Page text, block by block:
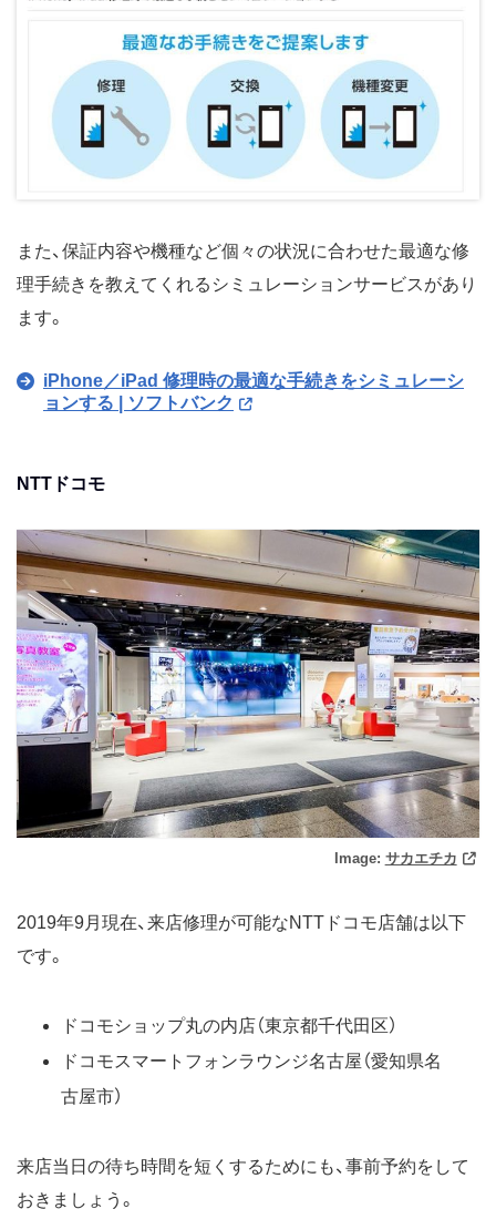
また、保証内容や機種など個々の状況に合わせた最適な修
理手続きを教えてくれるシミュレーションサービスがあり
ます。
iPhone／iPad 修理時の最適な手続きをシミュレーシ
ョンする | ソフトバンク
NTTドコモ
Image: サカエチカ
2019年9月現在、来店修理が可能なNTTドコモ店舗は以下
です。
ドコモショップ丸の内店（東京都千代田区）
ドコモスマートフォンラウンジ名古屋（愛知県名
古屋市）
来店当日の待ち時間を短くするためにも、事前予約をして
おきましょう。